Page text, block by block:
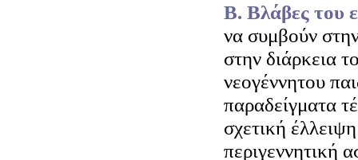
Β. Βλάβες του
να συμβούν
στην διάρκεια
νεογέννητου
παραδείγματα
σχετική
περιγεννητική